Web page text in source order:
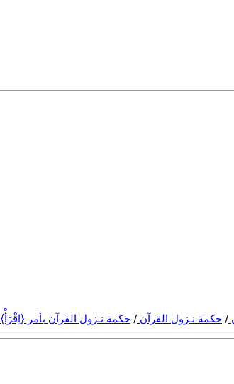
/حكمة نـزول القرآن /حكمة نـزول القرآن بأمر {اِقْرَأْ}